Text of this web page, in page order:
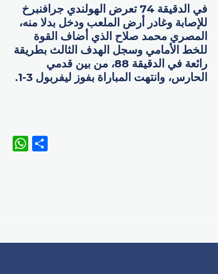
في الدقيقة 74 تعرض الهولندي جرافنبرخ
للإصابة وغادر أرض الملعب ودخل بدلا منه،
المصري محمد صلاح الذي أضاف القوة
للخط الأمامي وسجل الهدف الثالث بطريقة
رائعة في الدقيقة 88، من بين قدمي
الحارس، وانتهت المباراة بفوز ليفربول 3-1.
WhatsApp